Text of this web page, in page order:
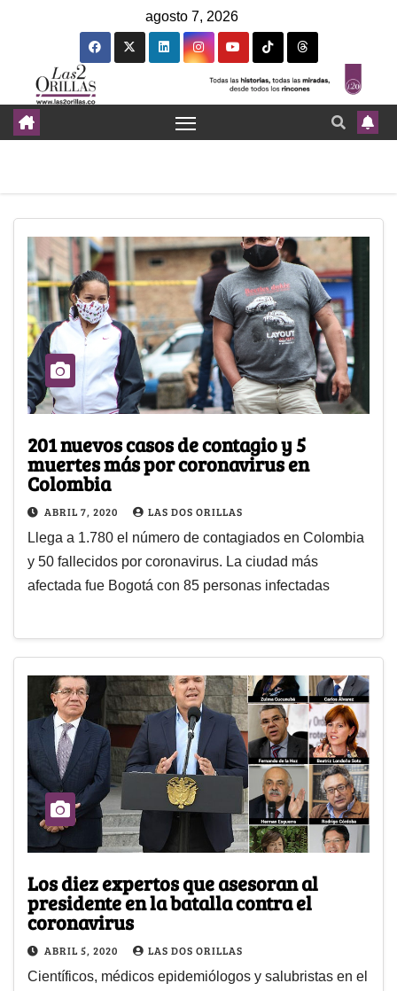
agosto 7, 2026
201 nuevos casos de contagio y 5
muertes más por coronavirus en
Colombia
ABRIL 7, 2020 LAS DOS ORILLAS
Llega a 1.780 el número de contagiados en Colombia
y 50 fallecidos por coronavirus. La ciudad más
afectada fue Bogotá con 85 personas infectadas
Los diez expertos que asesoran al
presidente en la batalla contra el
coronavirus
ABRIL 5, 2020 LAS DOS ORILLAS
Científicos, médicos epidemiólogos y salubristas en el